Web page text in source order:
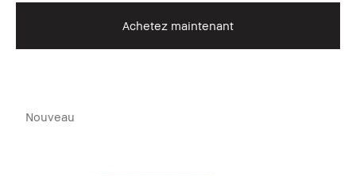
Achetez maintenant
Nouveau